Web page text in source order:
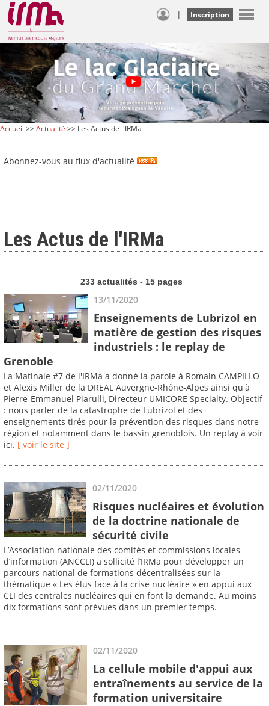
| Inscription
Accueil >>Actualité >> Les Actus de l'IRMa
Abonnez-vous au flux d'actualité
Les Actus de l'IRMa
233 actualités - 15 pages
13/11/2020
Enseignements de Lubrizol en
matière de gestion des risques
industriels : le replay de
Grenoble
La Matinale #7 de l'IRMa a donné la parole à Romain CAMPILLO
et Alexis Miller de la DREAL Auvergne-Rhône-Alpes ainsi qu'à
Pierre-Emmanuel Piarulli, Directeur UMICORE Specialty. Objectif
: nous parler de la catastrophe de Lubrizol et des
enseignements tirés pour la prévention des risques dans notre
région et notamment dans le bassin grenoblois. Un replay à voir
ici. [ voir le site ]
02/11/2020
Risques nucléaires et évolution
de la doctrine nationale de
sécurité civile
L’Association nationale des comités et commissions locales
d’information (ANCCLI) a sollicité l’IRMa pour développer un
parcours national de formations décentralisées sur la
thématique « Les élus face à la crise nucléaire » en appui aux
CLI des centrales nucléaires qui en font la demande. Au moins
dix formations sont prévues dans un premier temps.
02/11/2020
La cellule mobile d'appui aux
entraînements au service de la
formation universitaire